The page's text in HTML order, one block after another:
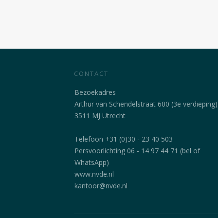
CONTACT
Bezoekadres
Arthur van Schendelstraat 600 (3e verdieping)
3511 MJ Utrecht
Telefoon +31 (0)30 - 23 40 503
Persvoorlichting 06 - 14 97 44 71 (bel of
WhatsApp)
www.nvde.nl
kantoor@nvde.nl